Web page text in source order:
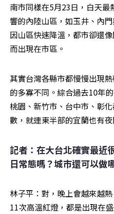
南市同樣在5月23日，白天
響的內陸山區，如玉井、內
因山區快速降溫，都市卻還
而出現在市區。
其實台灣各縣市都慢慢出現
的多寡不同。綜合過去10年
桃園、新竹市、台中市、彰
數，就連東半部的宜蘭也有
記者：在大台北確實最近
日常態嗎？城市還可以做
林子平：對，晚上會越來越
11次高溫紅燈，都是出現在